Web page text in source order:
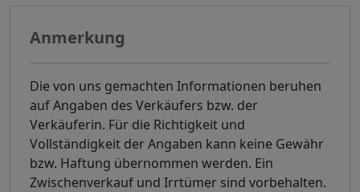
Anmerkung
Die von uns gemachten Informationen beruhen
auf Angaben des Verkäufers bzw. der
Verkäuferin. Für die Richtigkeit und
Vollständigkeit der Angaben kann keine Gewähr
bzw. Haftung übernommen werden. Ein
Zwischenverkauf und Irrtümer sind vorbehalten.